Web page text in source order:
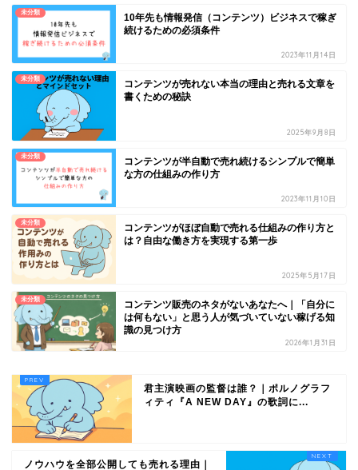
未分類
10年先も情報発信（コンテンツ）ビジネスで稼ぎ
続けるための必須条件
2023年11月14日
未分類
コンテンツが売れない本当の理由と売れる文章を
書くための秘訣
2025年9月8日
未分類
コンテンツが半自動で売れ続けるシンプルで簡単
な方の仕組みの作り方
2023年11月10日
未分類
コンテンツがほぼ自動で売れる仕組みの作り方と
は？自由な働き方を実現する第一歩
2025年5月17日
未分類
コンテンツ販売のネタがないあなたへ｜「自分に
は何もない」と思う人が気づいていない稼げる知
識の見つけ方
2026年1月31日
君主演映画の監督は誰？｜ポルノグラフ
ィティ『A NEW DAY』の歌詞に...
ノウハウを全部公開しても売れる理由｜